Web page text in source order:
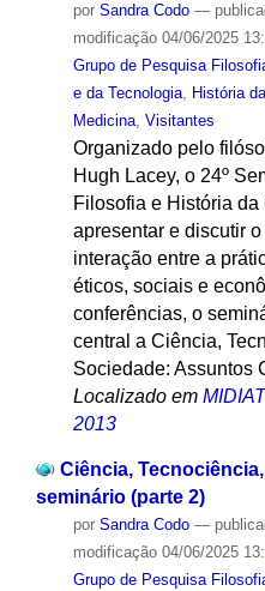
por Sandra Codo —
modificação04/06/2025
Grupo de Pesquisa
e da Tecnologia, História
Medicina, Visitantes
Organizado pelo
Hugh Lacey, o 24º
Filosofia e História
apresentar e discutir
interação entre a
éticos, sociais e
conferências, o
central a Ciência,
Sociedade: Assuntos
Localizado em
2013
Ciência,
seminário (parte 2)
por Sandra Codo —
modificação04/06/2025
Grupo de Pesquisa